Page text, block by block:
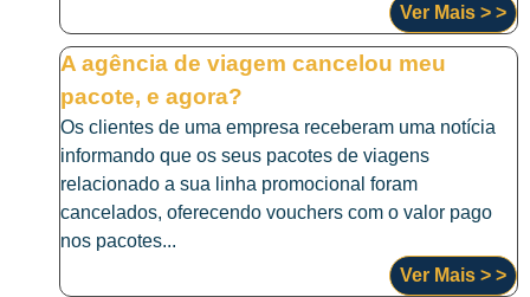
Ver Mais > >
A agência de viagem cancelou meu
pacote, e agora?
Os clientes de uma empresa receberam uma notícia
informando que os seus pacotes de viagens
relacionado a sua linha promocional foram
cancelados, oferecendo vouchers com o valor pago
nos pacotes...
Ver Mais > >